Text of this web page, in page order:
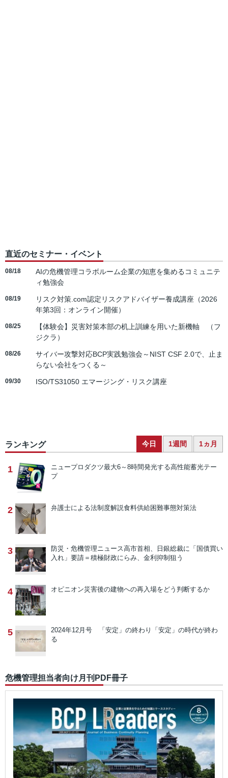
直近のセミナー・イベント
08/18
AIの危機管理コラボルーム企業の知恵を集めるコミュニテ
ィ勉強会
08/19
リスク対策.com認定リスクアドバイザー養成講座（2026
年第3回：オンライン開催）
08/25
【体験会】災害対策本部の机上訓練を用いた新機軸 （フ
ジクラ）
08/26
サイバー攻撃対応BCP実践勉強会～NIST CSF 2.0で、止ま
らない会社をつくる～
09/30 ISO/TS31050 エマージング・リスク講座
ランキング 今日 1週間 1ヵ月
1 ニュープロダクツ最大6～8時間発光する高性能蓄光テー
プ
2 弁護士による法制度解説食料供給困難事態対策法
3 防災・危機管理ニュース高市首相、日銀総裁に「国債買い
入れ」要請＝積極財政にらみ、金利抑制狙う
4 オピニオン災害後の建物への再入場をどう判断するか
5 2024年12月号 「安定」の終わり
「安定」の時代が終わ
る
危機管理担当者向け月刊PDF冊子